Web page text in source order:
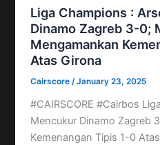
Liga Champions :
Dinamo Zagreb 3-0;
Mengamankan
Atas Girona
Cairscore/January 23, 2025
#CAIRSCORE #Cairbos
Mencukur Dinamo Zagreb
Kemenangan Tipis 1-0